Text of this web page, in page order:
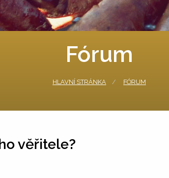
Fórum
HLAVNÍ STRÁNKA FÓRUM
věřitele?